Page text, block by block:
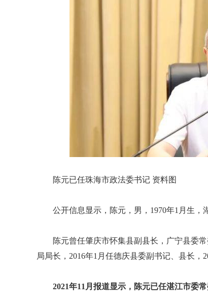
陈元已任珠海市政法委书记 资料图
公开信息显示，陈元，男，1970年1月生，
陈元曾任肇庆市怀集县副县长，广宁县委
局局长，2016年1月任德庆县委副书记、县长，
2021年11月报道显示，陈元已任湛江市委